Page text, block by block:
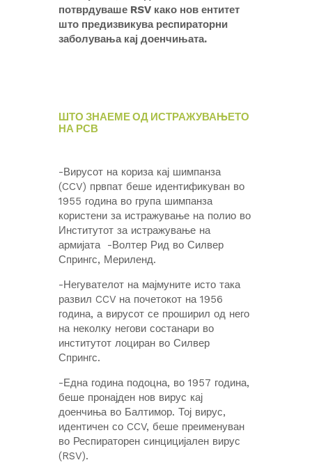
потврдуваше RSV како нов ентитет
што предизвикува респираторни
заболувања кај доенчињата.
ШТО ЗНАЕМЕ ОД ИСТРАЖУВАЊЕТО
НА РСВ
-Вирусот на кориза кај шимпанза
(CCV) првпат беше идентификуван во
1955 година во група шимпанза
користени за истражување на полио во
Институтот за истражување на
армијата -Волтер Рид во Силвер
Спрингс, Мериленд.
-Негувателот на мајмуните исто така
развил CCV на почетокот на 1956
година, а вирусот се проширил од него
на неколку негови состанари во
институтот лоциран во Силвер
Спрингс.
-Една година подоцна, во 1957 година,
беше пронајден нов вирус кај
доенчиња во Балтимор. Тој вирус,
идентичен со CCV, беше преименуван
во Респираторен синцицијален вирус
(RSV).